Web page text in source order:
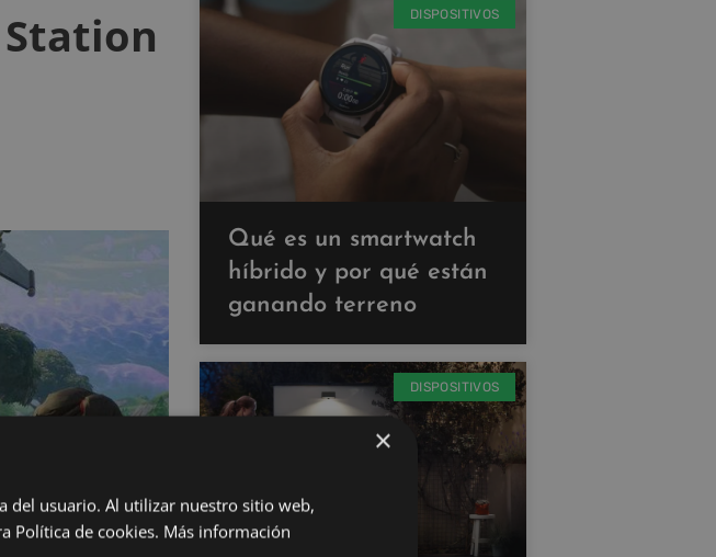
DISPOSITIVOS
Qué es un smartwatch
híbrido y por qué están
ganando terreno
DISPOSITIVOS
×
del usuario. Al utilizar nuestro sitio web,
Política de cookies. Más información